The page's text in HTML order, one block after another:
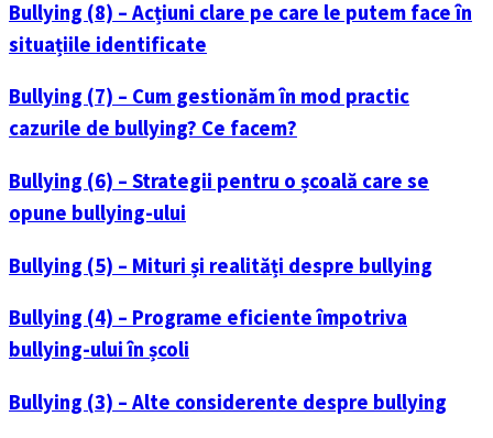
Bullying (8) – Acțiuni clare pe care le putem face în
situațiile identificate
Bullying (7) – Cum gestionăm în mod practic
cazurile de bullying? Ce facem?
Bullying (6) – Strategii pentru o școală care se
opune bullying-ului
Bullying (5) – Mituri și realități despre bullying
Bullying (4) – Programe eficiente împotriva
bullying-ului în școli
Bullying (3) – Alte considerente despre bullying